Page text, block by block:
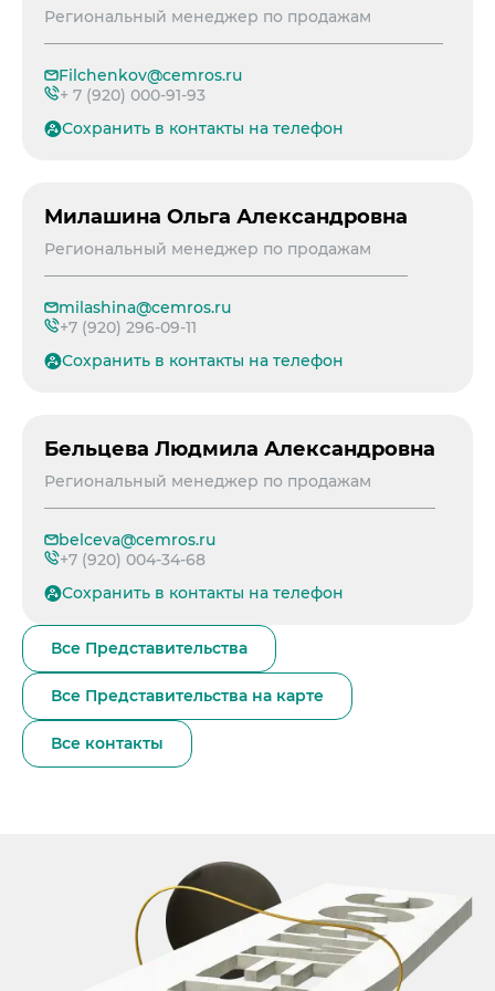
Региональный менеджер по продажам
Filchenkov@cemros.ru
+ 7 (920) 000-91-93
Сохранить в контакты на телефон
Милашина Ольга Александровна
Региональный менеджер по продажам
milashina@cemros.ru
+7 (920) 296-09-11
Сохранить в контакты на телефон
Бельцева Людмила Александровна
Региональный менеджер по продажам
belceva@cemros.ru
+7 (920) 004-34-68
Сохранить в контакты на телефон
Все Представительства
Все Представительства на карте
Все контакты